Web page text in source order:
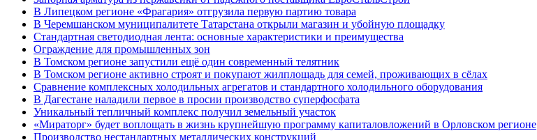
В Липецком регионе «Фрагария» отгрузила первую партию товара
В Черемшанском муниципалитете Татарстана открыли магазин и убойную площадку
Стандартная светодиодная лента: основные характеристики и преимущества
Ограждение для промышленных зон
В Томском регионе запустили ещё один современный телятник
В Томском регионе активно строят и покупают жилплощадь для семей, проживающих в сёлах
Сравнение комплексных холодильных агрегатов и стандартного холодильного оборудования
В Дагестане наладили первое в просии производство суперфосфата
Уникальный тепличный комплекс получил земельный участок
«Мираторг» будет воплощать в жизнь крупнейшую программу капиталовложений в Орловском регионе
Производство нестандартных металлических конструкций